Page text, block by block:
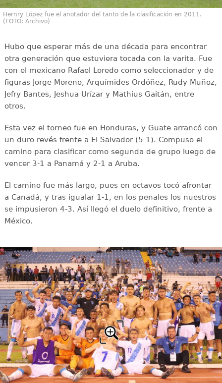
Hernry López fue el anotador del tanto de la clasificación en 2011.
(FOTO: Archivo)
Hubo que esperar más de una década para encontrar
otra generación que estuviera tocada con la varita. Fue
con el mexicano Rafael Loredo como seleccionador y de
figuras Jorge Moreno, Arquímides Ordóñez, Rudy Muñoz,
Jefry Bantes, Jeshua Urízar y Mathius Gaitán, entre
otros.
Esta vez el torneo fue en Honduras, y Guate arrancó con
un duro revés frente a El Salvador (5-1). Compuso el
camino para clasificar como segunda de grupo luego de
vencer 3-1 a Panamá y 2-1 a Aruba.
El camino fue más largo, pues en octavos tocó afrontar
a Canadá, y tras igualar 1-1, en los penales los nuestros
se impusieron 4-3. Así llegó el duelo definitivo, frente a
México.